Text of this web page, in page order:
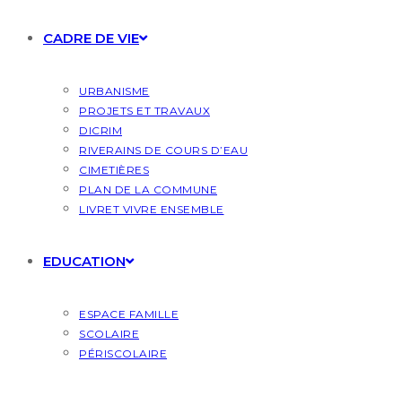
CADRE DE VIE
URBANISME
PROJETS ET TRAVAUX
DICRIM
RIVERAINS DE COURS D’EAU
CIMETIÈRES
PLAN DE LA COMMUNE
LIVRET VIVRE ENSEMBLE
EDUCATION
ESPACE FAMILLE
SCOLAIRE
PÉRISCOLAIRE